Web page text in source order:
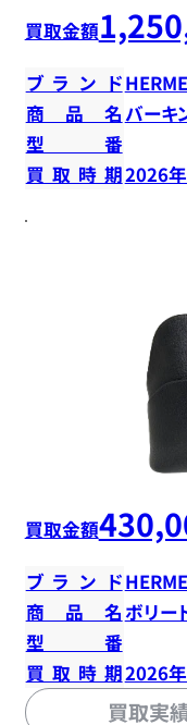
買取金額
ブランド
商品名 バーキ
型番
買取時期2026
買取金額
ブランド
商品名ボリー
型番
買取時期2026
買取実